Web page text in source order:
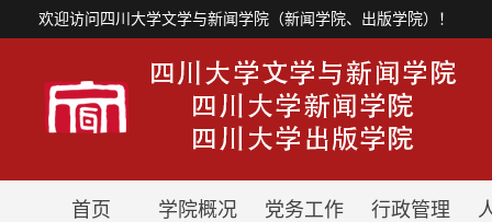
欢迎访问四川大学文学与新闻学院（新闻学院、出版学院）！
首页 学院概况 党务工作 行政管理